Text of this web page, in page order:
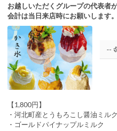
お越しいただくグループの代表者
会計は当日来店時にお願いします。
【1,800円】
・河北町産とうもろこし醤油ミルク
・ゴールドパイナップルミルク